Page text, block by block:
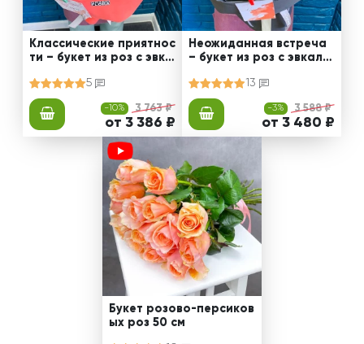
Классические приятнос
ти – букет из роз с эвка
5
-10% 3 763 ₽
от 3 386 ₽
Неожиданная встреча
– букет из роз с эвкали
13
-3% 3 588 ₽
от 3 480 ₽
Букет розово-персиков
ых роз 50 см